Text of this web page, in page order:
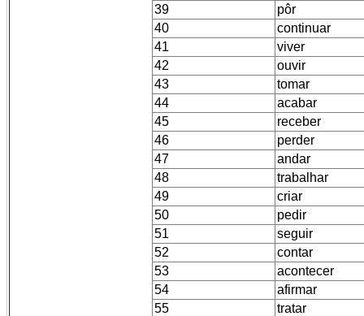
39
pôr
40
continuar
41
viver
42
ouvir
43
tomar
44
acabar
45
receber
46
perder
47
andar
48
trabalhar
49
criar
50
pedir
51
seguir
52
contar
53
acontecer
54
afirmar
55
tratar